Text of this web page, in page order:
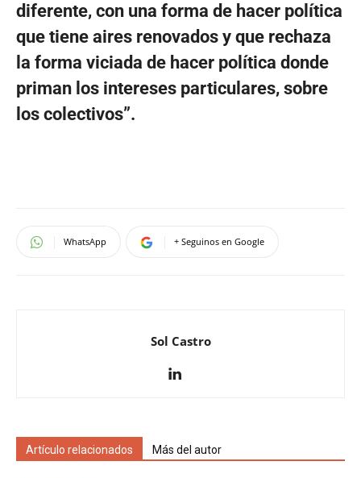
diferente, con una forma de hacer política
que tiene aires renovados y que rechaza
la forma viciada de hacer política donde
priman los intereses particulares, sobre
los colectivos”.
WhatsApp + Seguinos en Google
Sol Castro
Artículo relacionados Más del autor